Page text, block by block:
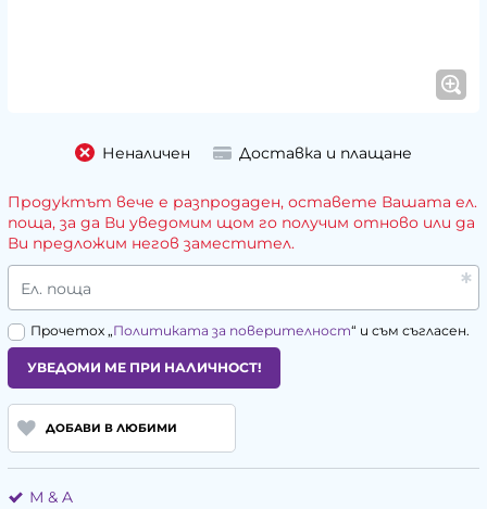
Неналичен Доставка и плащане
Продуктът вече е разпродаден, оставете Вашата ел.
поща, за да Ви уведомим щом го получим отново или да
Ви предложим негов заместител.
Ел. поща
Прочетох „Политиката за поверителност“ и съм съгласен.
УВЕДОМИ МЕ ПРИ НАЛИЧНОСТ!
ДОБАВИ В ЛЮБИМИ
М & A